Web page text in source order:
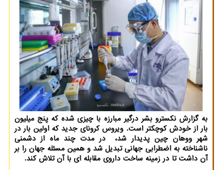
به گزارش نكسترو بشر درگیر مبارزه با چیزی شده كه پنج میلیون
بار از خودش كوچكتر است. ویروس كرونای جدید كه اولین بار در
شهر ووهان چین پدیدار شد، در مدت چند ماه از دشمنی
ناشناخته به اضطرابی جهانی تبدیل شد و همین مسئله جهان را بر
آن داشت تا در زمینه ساخت داروی مقابله ای با آن تلاش كند.